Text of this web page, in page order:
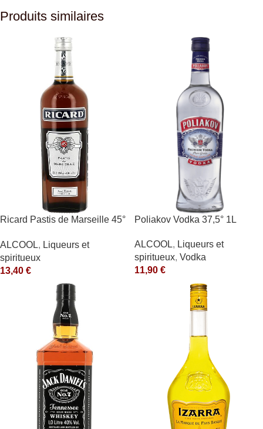
Produits similaires
Ricard Pastis de Marseille 45°
ALCOOL, Liqueurs et
spiritueux
13,40 €
Poliakov Vodka 37,5° 1L
ALCOOL, Liqueurs et
spiritueux, Vodka
11,90 €